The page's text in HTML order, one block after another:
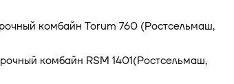
комбайн Torum 760 (Ростсельмаш,
комбайн RSM 1401(Ростсельмаш,